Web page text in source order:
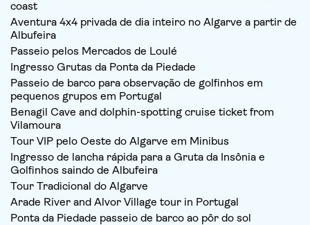
coast
Aventura 4x4 privada de dia inteiro no Algarve a partir de
Albufeira
Passeio pelos Mercados de Loulé
Ingresso Grutas da Ponta da Piedade
Passeio de barco para observação de golfinhos em
pequenos grupos em Portugal
Benagil Cave and dolphin-spotting cruise ticket from
Vilamoura
Tour VIP pelo Oeste do Algarve em Minibus
Ingresso de lancha rápida para a Gruta da Insônia e
Golfinhos saindo de Albufeira
Tour Tradicional do Algarve
Arade River and Alvor Village tour in Portugal
Ponta da Piedade passeio de barco ao pôr do sol